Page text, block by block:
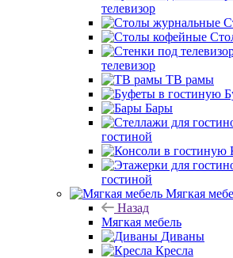
телевизор
телевизор
ТВ рамы
Бары
гостиной
гостиной
Мягкая
Назад
Мягкая мебель
Диваны
Кресла